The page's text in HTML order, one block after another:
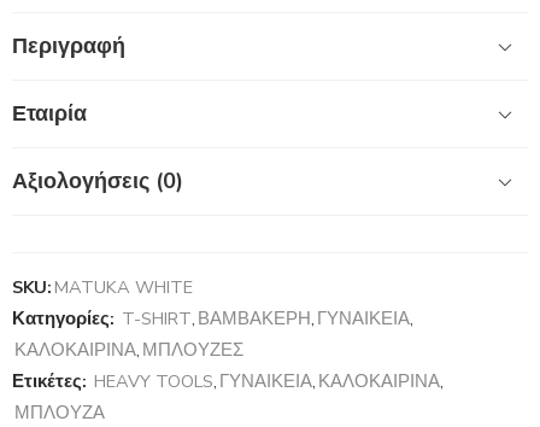
Περιγραφή
Εταιρία
Αξιολογήσεις (0)
SKU: MATUKA WHITE
Κατηγορίες: T-SHIRT, ΒΑΜΒΑΚΕΡΗ, ΓΥΝΑΙΚΕΙΑ,
ΚΑΛΟΚΑΙΡΙΝΑ, ΜΠΛΟΥΖΕΣ
Ετικέτες: HEAVY TOOLS, ΓΥΝΑΙΚΕΙΑ, ΚΑΛΟΚΑΙΡΙΝΑ,
ΜΠΛΟΥΖΑ